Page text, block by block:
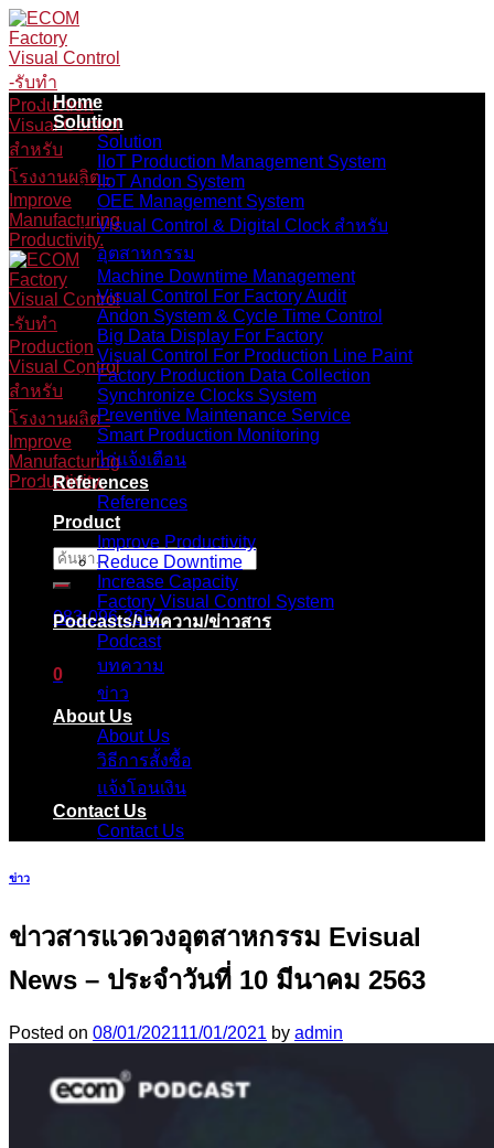
Skip
to
content
ค้นหา:
083-096-2657
0
ตะกร้าสินค้า
ไม่มีสินค้าในตะกร้า
Home
Solution
Solution
IIoT Production Management System
IIoT Andon System
OEE Management System
Visual Control & Digital Clock สำหรับ
อุตสาหกรรม
Machine Downtime Management
Visual Control For Factory Audit
Andon System & Cycle Time Control
Big Data Display For Factory
Visual Control For Production Line Paint
Factory Production Data Collection
Synchronize Clocks System
Preventive Maintenance Service
Smart Production Monitoring
ไก่แจ้งเตือน
References
References
Product
Improve Productivity
Reduce Downtime
Increase Capacity
Factory Visual Control System
Podcasts/บทความ/ข่าวสาร
Podcast
บทความ
ข่าว
About Us
About Us
วิธีการสั้งซื้อ
แจ้งโอนเงิน
Contact Us
Contact Us
ข่าว
ข่าวสารแวดวงอุตสาหกรรม Evisual
News – ประจำวันที่ 10 มีนาคม 2563
Posted on 08/01/202111/01/2021 by admin